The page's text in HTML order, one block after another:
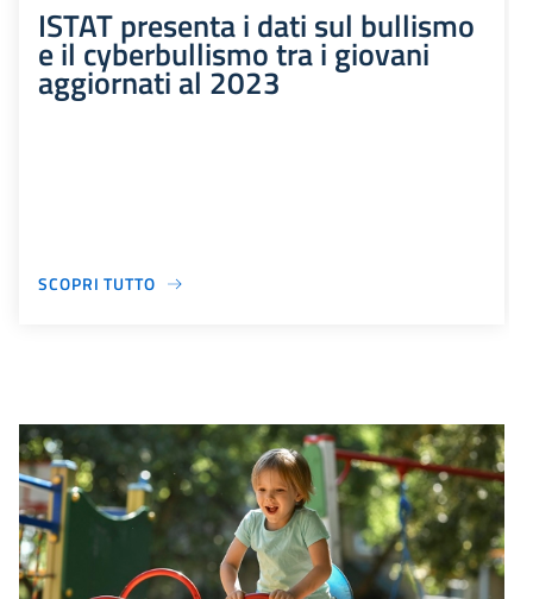
ISTAT presenta i dati sul bullismo
e il cyberbullismo tra i giovani
aggiornati al 2023
SCOPRI TUTTO